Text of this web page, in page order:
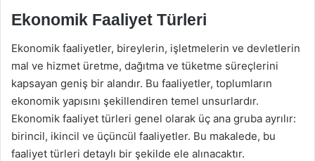
Ekonomik Faaliyet Türleri
Ekonomik faaliyetler, bireylerin, işletmelerin ve devletlerin
mal ve hizmet üretme, dağıtma ve tüketme süreçlerini
kapsayan geniş bir alandır. Bu faaliyetler, toplumların
ekonomik yapısını şekillendiren temel unsurlardır.
Ekonomik faaliyet türleri genel olarak üç ana gruba ayrılır:
birincil, ikincil ve üçüncül faaliyetler. Bu makalede, bu
faaliyet türleri detaylı bir şekilde ele alınacaktır.